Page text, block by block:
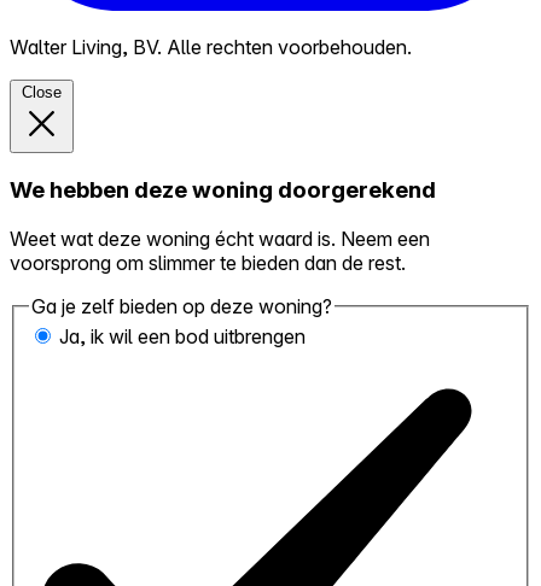
Walter Living, BV. Alle rechten voorbehouden.
Close
We hebben deze woning doorgerekend
Weet wat deze woning écht waard is. Neem een
voorsprong om slimmer te bieden dan de rest.
Ga je zelf bieden op deze woning?
Ja, ik wil een bod uitbrengen